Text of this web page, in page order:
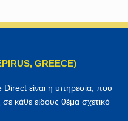
GREECE)
είναι η υπηρεσία, που
κάθε είδους θέμα σχετικό